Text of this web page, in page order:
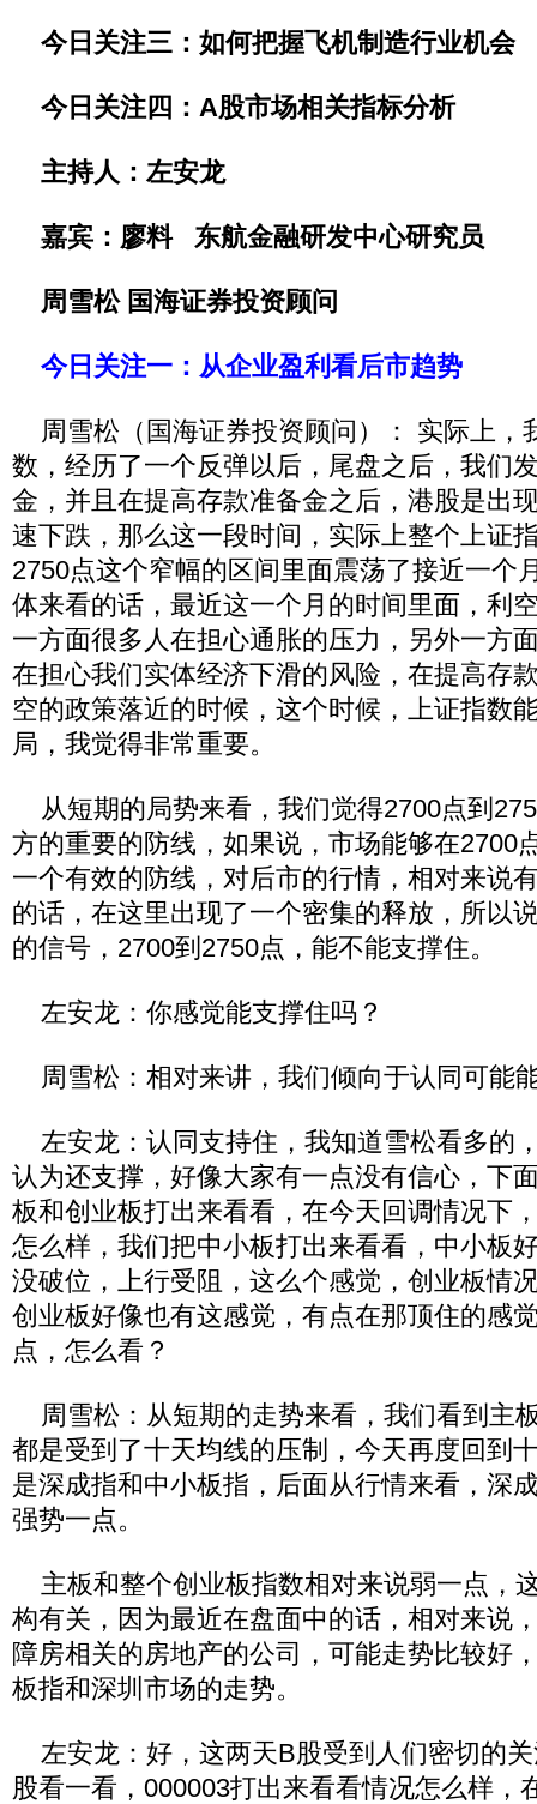
今日关注三：如何把握飞机制造行业机会
今日关注四：A股市场相关指标分析
主持人：左安龙
嘉宾：廖料 东航金融研发中心研究员
周雪松 国海证券投资顾问
今日关注一：从企业盈利看后市趋势
周雪松（国海证券投资顾问）： 实际上，
数，经历了一个反弹以后，尾盘之后，我们
金，并且在提高存款准备金之后，港股是出
速下跌，那么这一段时间，实际上整个上证
2750点这个窄幅的区间里面震荡了接近一个
体来看的话，最近这一个月的时间里面，利
一方面很多人在担心通胀的压力，另外一方
在担心我们实体经济下滑的风险，在提高存
空的政策落近的时候，这个时候，上证指数
局，我觉得非常重要。
从短期的局势来看，我们觉得2700点到
方的重要的防线，如果说，市场能够在2700
一个有效的防线，对后市的行情，相对来说
的话，在这里出现了一个密集的释放，所以
的信号，2700到2750点，能不能支撑住。
左安龙：你感觉能支撑住吗？
周雪松：相对来讲，我们倾向于认同可能
左安龙：认同支持住，我知道雪松看多的
认为还支撑，好像大家有一点没有信心，下
板和创业板打出来看看，在今天回调情况下
怎么样，我们把中小板打出来看看，中小板
没破位，上行受阻，这么个感觉，创业板情
创业板好像也有这感觉，有点在那顶住的感
点，怎么看？
周雪松：从短期的走势来看，我们看到主
都是受到了十天均线的压制，今天再度回到
是深成指和中小板指，后面从行情来看，深
强势一点。
主板和整个创业板指数相对来说弱一点，
构有关，因为最近在盘面中的话，相对来说
障房相关的房地产的公司，可能走势比较好
板指和深圳市场的走势。
左安龙：好，这两天B股受到人们密切的
股看一看，000003打出来看看情况怎么样，